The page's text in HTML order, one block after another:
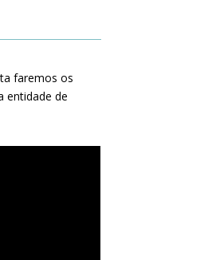
faremos os
entidade de